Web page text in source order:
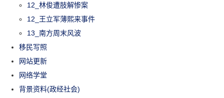
12_林俊遭肢解惨案
12_王立军薄熙来事件
13_南方周末风波
移民写照
网站更新
网络学堂
背景资料(政经社会)